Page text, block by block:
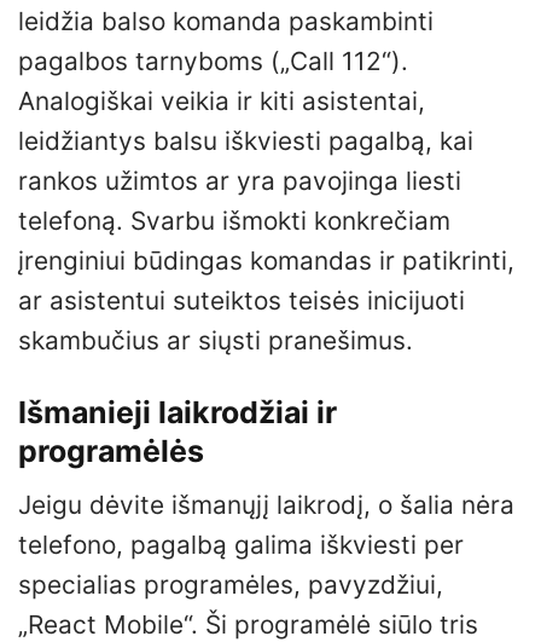
leidžia balso komanda paskambinti
pagalbos tarnyboms („Call 112“).
Analogiškai veikia ir kiti asistentai,
leidžiantys balsu iškviesti pagalbą, kai
rankos užimtos ar yra pavojinga liesti
telefoną. Svarbu išmokti konkrečiam
įrenginiui būdingas komandas ir patikrinti,
ar asistentui suteiktos teisės inicijuoti
skambučius ar siųsti pranešimus.
Išmanieji laikrodžiai ir
programėlės
Jeigu dėvite išmanųjį laikrodį, o šalia nėra
telefono, pagalbą galima iškviesti per
specialias programėles, pavyzdžiui,
„React Mobile“. Ši programėlė siūlo tris